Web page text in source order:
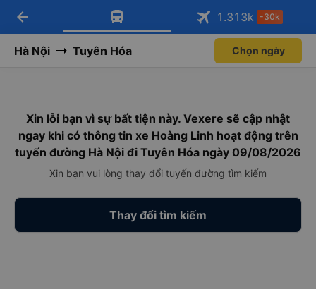
Tải app Vexere ngay!
Nhận ưu đãi thành viên độc
Mở app
Tải app Vexere
-30k/ghế khi đặt vé máy bay qua
Mở app
arrow_back 1.313k -30k
Hà Nội Tuyên Hóa Chọn ngày
Xin lỗi bạn vì sự bất tiện này. Vexere sẽ cập nhật
ngay khi có thông tin xe Hoàng Linh hoạt động trên
tuyến đường Hà Nội đi Tuyên Hóa ngày 09/08/2026
Xin bạn vui lòng thay đổi tuyến đường tìm kiếm
Thay đổi tìm kiếm